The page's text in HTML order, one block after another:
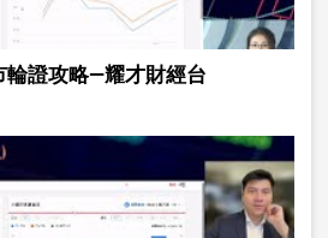
輪證攻略—耀才財經台